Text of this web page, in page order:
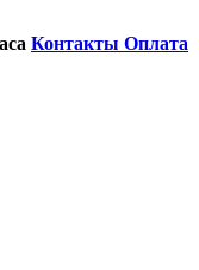
Контакты Оплата